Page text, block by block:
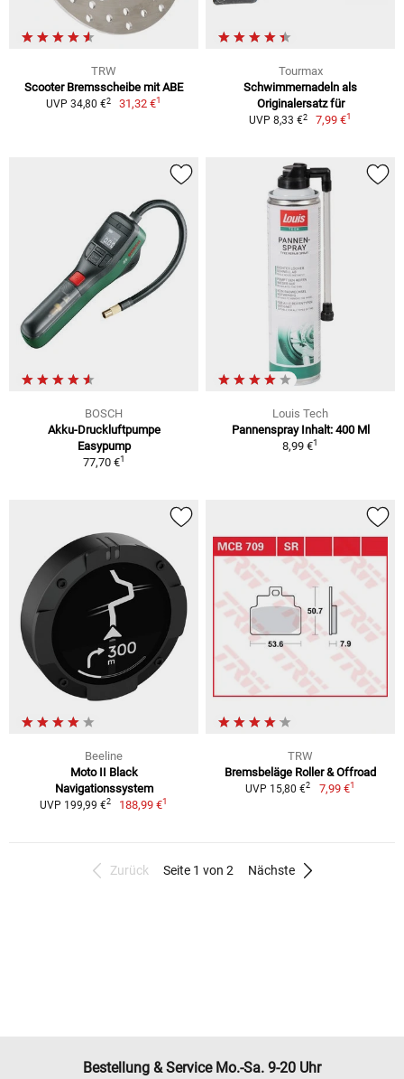
TRW
Scooter Bremsscheibe mit ABE
UVP 34,80 €2 31,32 €1
Tourmax
Schwimmernadeln als
Originalersatz für
UVP 8,33 €2 7,99 €1
BOSCH
Akku-Druckluftpumpe
Easypump
77,70 €1
Louis Tech
Pannenspray Inhalt: 400 Ml
8,99 €1
Beeline
Moto II Black
Navigationssystem
UVP 199,99 €2 188,99 €1
TRW
Bremsbeläge Roller & Offroad
UVP 15,80 €2 7,99 €1
Zurück Seite 1 von 2 Nächste
Bestellung & Service Mo.-Sa. 9-20 Uhr